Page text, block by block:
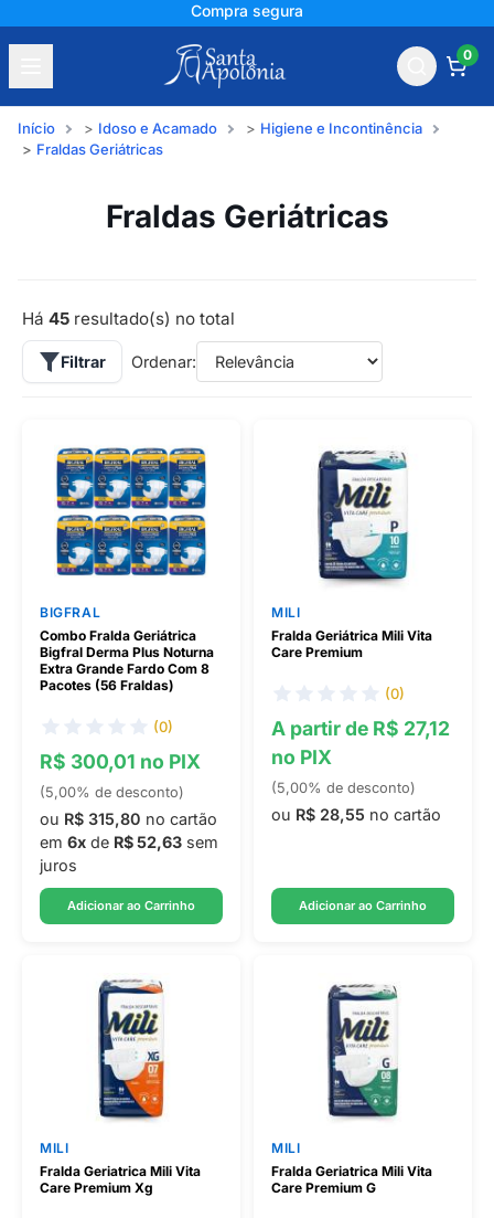
+150 mil avaliações
0
Início Idoso e Acamado
Higiene e Incontinência
Fraldas Geriátricas
Fraldas Geriátricas
Há 45 resultado(s) no total
Filtrar Ordenar:
BIGFRAL
Combo Fralda Geriátrica
Bigfral Derma Plus Noturna
Extra Grande Fardo Com 8
Pacotes (56 Fraldas)
(0)
R$ 300,01 no PIX
(5,00% de desconto)
ou R$ 315,80 no cartão
em 6x de R$ 52,63 sem
juros
Adicionar ao Carrinho
MILI
Fralda Geriátrica Mili Vita
Care Premium
(0)
A partir de R$ 27,12
no PIX
(5,00% de desconto)
ou R$ 28,55 no cartão
Adicionar ao Carrinho
MILI
Fralda Geriatrica Mili Vita
Care Premium Xg
MILI
Fralda Geriatrica Mili Vita
Care Premium G